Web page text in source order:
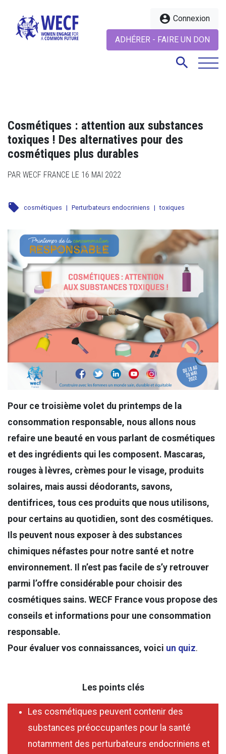
account_circle Connexion
ADHÉRER - FAIRE UN DON
search
Cosmétiques : attention aux substances
toxiques ! Des alternatives pour des
cosmétiques plus durables
PAR WECF FRANCE LE 16 MAI 2022
local_offer cosmétiques | Perturbateurs endocriniens | toxiques
Pour ce troisième volet du printemps de la
consommation responsable, nous allons nous
refaire une beauté en vous parlant de cosmétiques
et des ingrédients qui les composent. Mascaras,
rouges à lèvres, crèmes pour le visage, produits
solaires, mais aussi déodorants, savons,
dentifrices, tous ces produits que nous utilisons,
pour certains au quotidien, sont des cosmétiques.
Ils peuvent nous exposer à des substances
chimiques néfastes pour notre santé et notre
environnement. Il n’est pas facile de s’y retrouver
parmi l’offre considérable pour choisir des
cosmétiques sains. WECF France vous propose des
conseils et informations pour une consommation
responsable.
Pour évaluer vos connaissances, voici un quiz.
Les points clés
Les cosmétiques peuvent contenir des
substances préoccupantes pour la santé
notamment des perturbateurs endocriniens et